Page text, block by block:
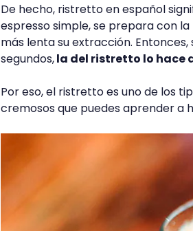
De hecho, ristretto en español
espresso simple, se prepara con
más lenta su extracción.
segundos,la del ristretto lo hace
Por eso, el ristretto es uno de los
cremosos que puedes aprender a